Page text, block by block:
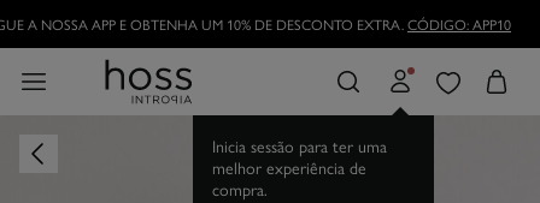
A NOSSA APP E OBTENHA UM 10% DE DESCONTO EXTRA.CÓDIGO: APP10
Inicia sessão para ter uma
melhor experiência de
compra.